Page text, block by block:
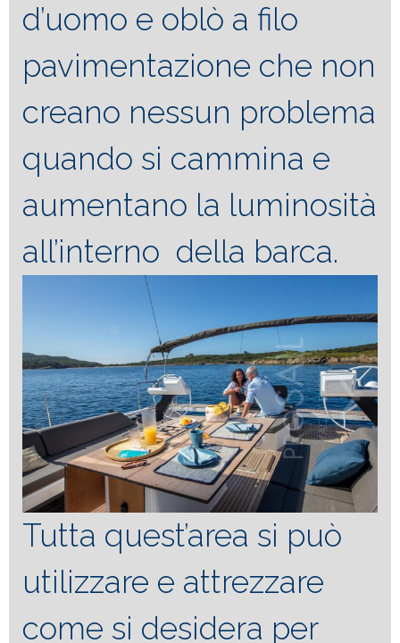
d’uomo e oblò a filo
pavimentazione che non
creano nessun problema
quando si cammina e
aumentano la luminosità
all’interno della barca.
Tutta quest’area si può
utilizzare e attrezzare
come si desidera per